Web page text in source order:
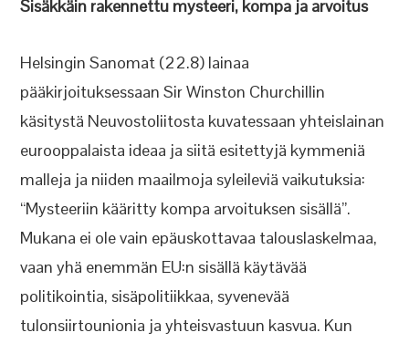
Sisäkkäin rakennettu mysteeri, kompa ja arvoitus
Helsingin Sanomat (22.8) lainaa
pääkirjoituksessaan Sir Winston Churchillin
käsitystä Neuvostoliitosta kuvatessaan yhteislainan
eurooppalaista ideaa ja siitä esitettyjä kymmeniä
malleja ja niiden maailmoja syleileviä vaikutuksia:
“Mysteeriin kääritty kompa arvoituksen sisällä”.
Mukana ei ole vain epäuskottavaa talouslaskelmaa,
vaan yhä enemmän EU:n sisällä käytävää
politikointia, sisäpolitiikkaa, syvenevää
tulonsiirtounionia ja yhteisvastuun kasvua. Kun